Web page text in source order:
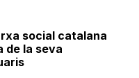
social catalana
de la seva